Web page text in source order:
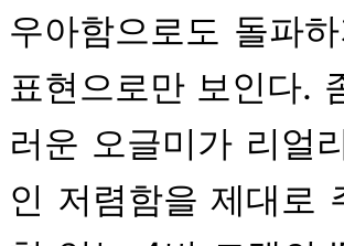
우아함으로도 돌파
표현으로만 보인다.
러운 오글미가 리얼
인 저렴함을 제대로